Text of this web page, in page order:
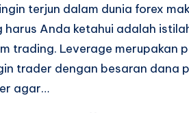
terjun dalam dunia forex
harus Anda ketahui adalah
trading. Leverage merupakan
trader dengan besaran dana
agar…